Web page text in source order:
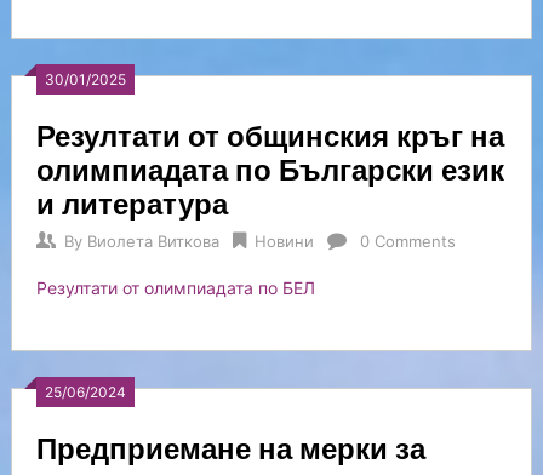
30/01/2025
Резултати от общинския кръг на
олимпиадата по Български език
и литература
By Виолета Виткова Новини 0 Comments
Резултати от олимпиадата по БЕЛ
25/06/2024
Предприемане на мерки за